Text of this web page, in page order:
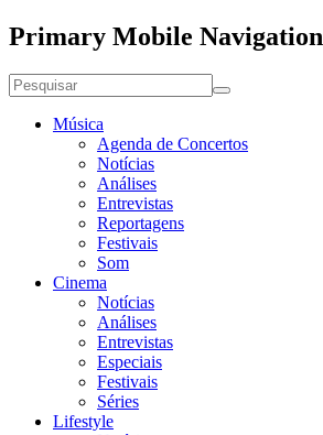
Primary Mobile Navigation
Música
Agenda de Concertos
Notícias
Análises
Entrevistas
Reportagens
Festivais
Som
Cinema
Notícias
Análises
Entrevistas
Especiais
Festivais
Séries
Lifestyle